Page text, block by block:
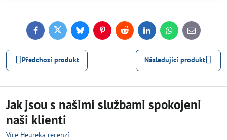
FacebookTwitterBlueskyPinterestReddit LinkedInWhatsApp
E-
mail
Předchozí produkt Následující produkt
Jak jsou s našimi službami spokojeni
naši klienti
Více Heureka recenzí